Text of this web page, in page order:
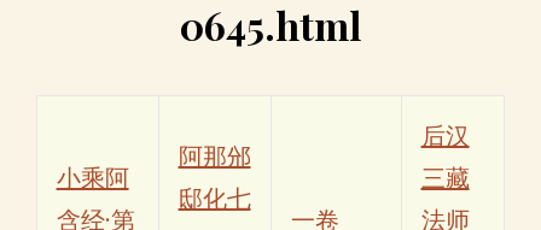
0645.html
小乘阿
含经·第
阿那邠
邸化七
一卷
后汉
三藏
法师